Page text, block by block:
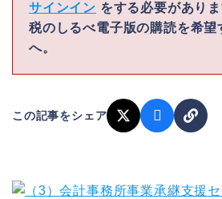
サインイン をする必要がありま
税のしるべ電子版の購読を希望
へ。
この記事をシェア